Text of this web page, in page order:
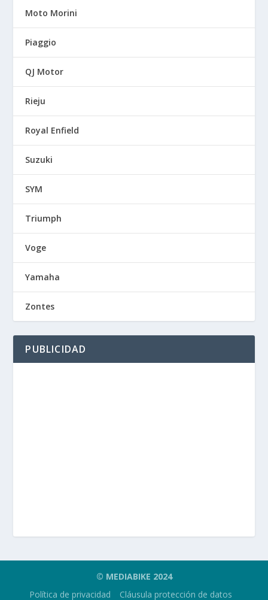
Moto Morini
Piaggio
QJ Motor
Rieju
Royal Enfield
Suzuki
SYM
Triumph
Voge
Yamaha
Zontes
PUBLICIDAD
© MEDIABIKE 2024
Política de privacidad
Cláusula protección de datos